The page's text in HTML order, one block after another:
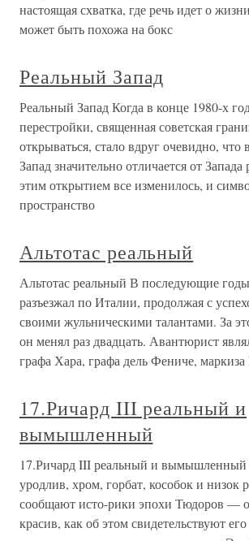
настоящая схватка, где речь идет о
может быть похожа на бокс
Реальный Запад
Реальный Запад Когда в конце 1980-х
перестройки, священная советская
открываться, стало вдруг очевидно,
Запад значительно отличается от Запада
этим открытием все изменилось, и
пространство
Альтотас реальный
Альтотас реальный В последующие
разъезжал по Италии, продолжая с
своими жульническими талантами. За
он менял раз двадцать. Авантюрист
графа Хара, графа дель Фениче,
17.Ричард III реальный и
вымышленный
17.Ричард III реальный и вымышленный
уродлив, хром, горбат, кособок и низок
сообщают исто-рики эпохи Тюдоров —
красив, как об этом свидетельствуют